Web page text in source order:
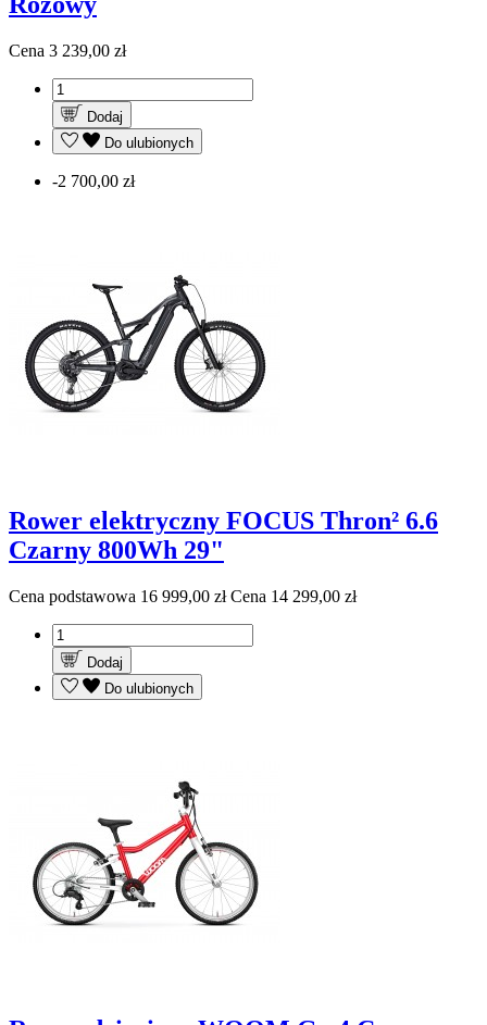
Cena 3 239,00 zł
Dodaj
Do ulubionych
-2 700,00 zł
Rower elektryczny FOCUS Thron² 6.6
Czarny 800Wh 29"
Cena podstawowa 16 999,00 zł Cena 14 299,00 zł
Dodaj
Do ulubionych